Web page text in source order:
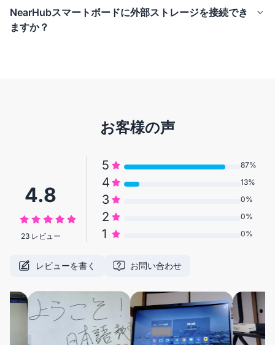
直感的でスムーズな操作性により、NearHub S Maxは要求の高い
ビジネス環境にも最適化されています。
前面端子
・Touch Out ×1
・USB 2.0 ×2
・Displayポート出力 ×1
NearHub Board Maxは、画面サイズごとに以下のVESA取付規格
NearHub Board Max 55インチ
NearHubスマートボードに外部ストレージを接続でき
ますか？
NASに接続でき、組織内でのファイル共有が行えます。
お客様の声
5 87%
4 13%
3 0%
2 0%
1 0%
4.8
23 レビュー
レビューを書く お問い合わせ